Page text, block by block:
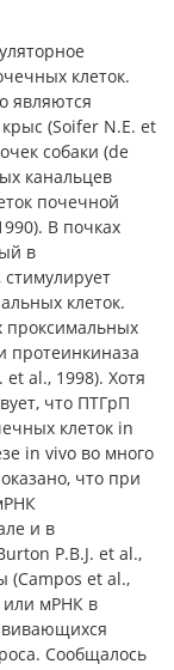
клеток.
являются
(Soifer N.E. et
собаки (de
канальцев
почечной
В почках
в
клеток.
проксимальных
протеинкиназа
al., 1998). Хотя
что ПТГрП
клеток in
in vivo во много
что при
и в
P.B.J. et al.,
(Campos et al.,
или мРНК в
Сообщалось